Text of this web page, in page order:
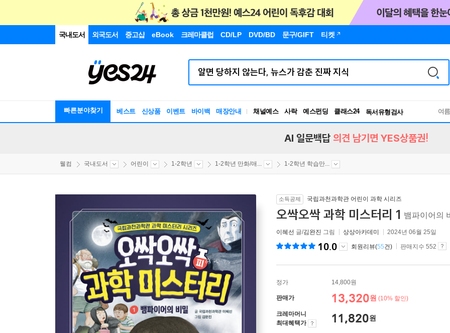
국내도서 외국도서 중고샵 eBook 크레마클럽 CD/LP DVD/BD 문구/GIFT 티켓
빠른분야찾기 베스트 신상품 이벤트 바이백 매장안내 채널예스 사락 예스펀딩 클래스24
독서유형검사
RBTI Lab
여
AI 일문백답 의견 남기면 YES상품권!
웰컴 국내도서 어린이 1-2학년 1-2학년 만화/애... 1-2학년 학습만...
소득공제 국립과천과학관 어린이 과학 시리즈
오싹오싹 과학 미스터리 1 뱀파이어의
이혜선 글/김완진 그림 상상아카데미 2024년 06월 25일
10.0 회원리뷰(55건) 판매지수 552
정가 14,800원
판매가 13,320원 (10% 할인)
크레마머니
최대혜택가
11,820원